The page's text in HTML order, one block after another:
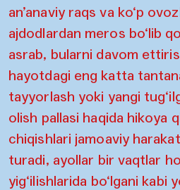
an’anaviy raqs va ko‘p
ajdodlardan meros bo‘lib
asrab, bularni davom
hayotdagi eng katta
tayyorlash yoki yangi
olish pallasi haqida hikoya
chiqishlari jamoaviy
turadi, ayollar bir vaqtlar
yig‘ilishlarida bo‘lgani kabi